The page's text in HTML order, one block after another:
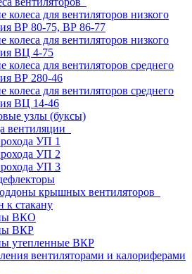
колеса для вентиляторов низкого
ВР 80-75, ВР 86-77
колеса для вентиляторов низкого
ВЦ 4-75
колеса для вентиляторов среднего
ВР 280-46
колеса для вентиляторов среднего
ВЦ 14-46
узлы (буксы)
вентиляции
УП 1
УП 2
УП 3
крышных вентиляторов
к стакану
ВКО
ВКР
утепленные ВКР
вентиляторами и калориферами